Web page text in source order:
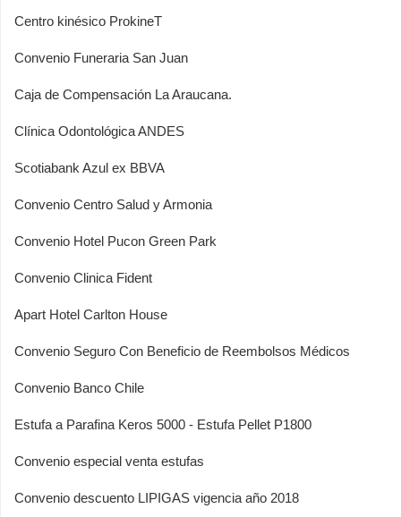
Centro kinésico ProkineT
Convenio Funeraria San Juan
Caja de Compensación La Araucana.
Clínica Odontológica ANDES
Scotiabank Azul ex BBVA
Convenio Centro Salud y Armonia
Convenio Hotel Pucon Green Park
Convenio Clinica Fident
Apart Hotel Carlton House
Convenio Seguro Con Beneficio de Reembolsos Médicos
Convenio Banco Chile
Estufa a Parafina Keros 5000 - Estufa Pellet P1800
Convenio especial venta estufas
Convenio descuento LIPIGAS vigencia año 2018